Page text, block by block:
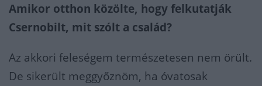
Amikor otthon közölte, hogy felkutatják
Csernobilt, mit szólt a család?
Az akkori feleségem természetesen nem örült.
De sikerült meggyőznöm, ha óvatosak